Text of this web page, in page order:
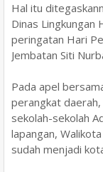
Hal itu
Dinas Lingkungan
peringatan Hari
Jembatan Siti
Pada apel
perangkat
sekolah-sekolah
lapangan,
sudah menjadi